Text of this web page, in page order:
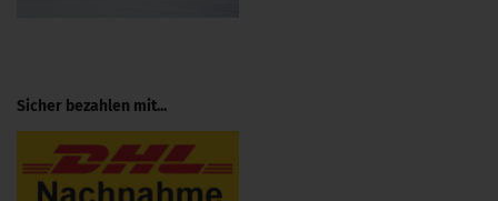
Sicher bezahlen mit...